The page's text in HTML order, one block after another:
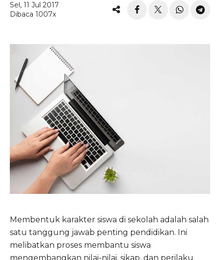
Sel, 11 Jul 2017
Dibaca 1007x
Membentuk karakter siswa di sekolah adalah salah
satu tanggung jawab penting pendidikan. Ini
melibatkan proses membantu siswa
mengembangkan nilai-nilai, sikap, dan perilaku